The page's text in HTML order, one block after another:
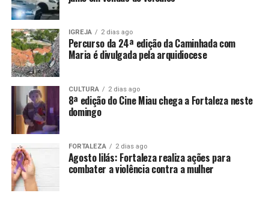
IGREJA 2 dias ago
Percurso da 24ª edição da Caminhada com
Maria é divulgada pela arquidiocese
CULTURA 2 dias ago
8ª edição do Cine Miau chega a Fortaleza neste
domingo
FORTALEZA 2 dias ago
Agosto lilás: Fortaleza realiza ações para
combater a violência contra a mulher